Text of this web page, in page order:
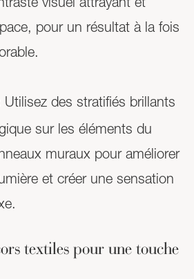
pour un résultat à la fois
Utilisez des stratifiés brillants
sur les éléments du
muraux pour améliorer
et créer une sensation
textiles pour une touche